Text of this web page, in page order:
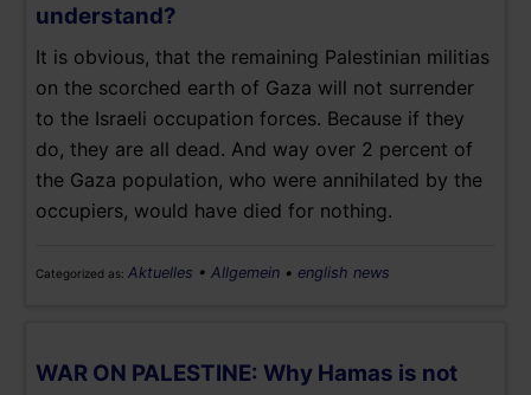
understand?
It is obvious, that the remaining Palestinian militias
on the scorched earth of Gaza will not surrender
to the Israeli occupation forces. Because if they
do, they are all dead. And way over 2 percent of
the Gaza population, who were annihilated by the
occupiers, would have died for nothing.
Categorized as: Aktuelles • Allgemein • english news
WAR ON PALESTINE: Why Hamas is not